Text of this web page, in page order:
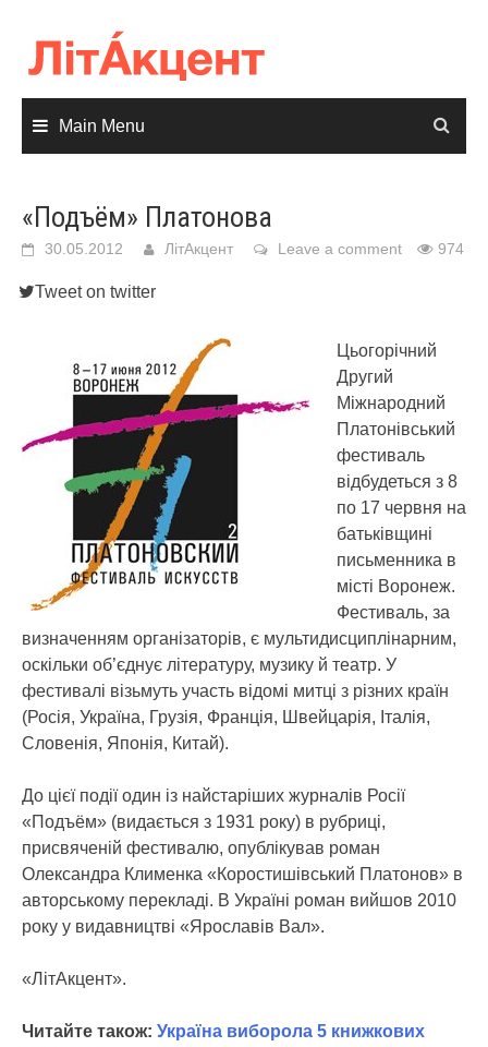
content
Main Menu
«Подъём» Платонова
30.05.2012 ЛітАкцент Leave a comment 974
Tweet on twitter
Цьогорічний
Другий
Міжнародний
Платонівський
фестиваль
відбудеться з 8
по 17 червня на
батьківщині
письменника в
місті Воронеж.
Фестиваль, за
визначенням організаторів, є мультидисциплінарним,
оскільки об’єднує літературу, музику й театр. У
фестивалі візьмуть участь відомі митці з різних країн
(Росія, Україна, Грузія, Франція, Швейцарія, Італія,
Словенія, Японія, Китай).
До цієї події один із найстаріших журналів Росії
«Подъём» (видається з 1931 року) в рубриці,
присвяченій фестивалю, опублікував роман
Олександра Клименка «Коростишівський Платонов» в
авторському перекладі. В Україні роман вийшов 2010
року у видавництві «Ярославів Вал».
«ЛітАкцент».
Читайте також: Україна виборола 5 книжкових